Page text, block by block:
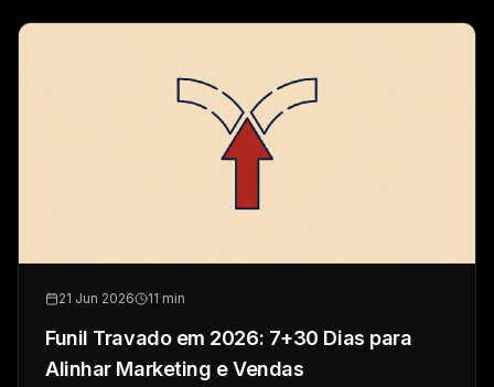
21 Jun 2026 11 min
Funil Travado em 2026: 7+30 Dias para
Alinhar Marketing e Vendas